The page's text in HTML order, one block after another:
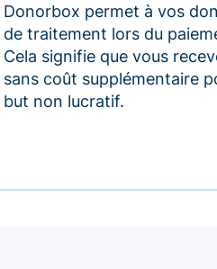
Donorbox permet à vos
de traitement lors du
Cela signifie que vous
sans coût supplémentaire
but non lucratif.